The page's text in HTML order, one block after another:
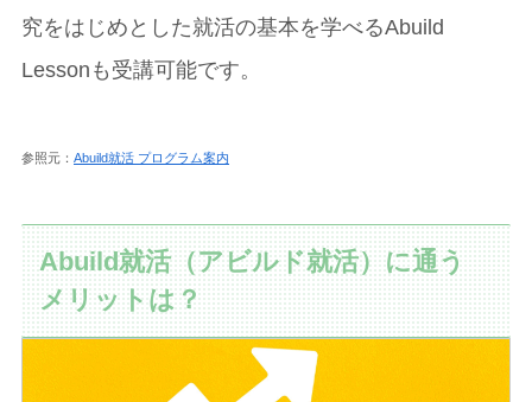
究をはじめとした就活の基本を学べるAbuild
Lessonも受講可能です。
参照元： Abuild就活 プログラム案内
Abuild就活（アビルド就活）に通う
メリットは？